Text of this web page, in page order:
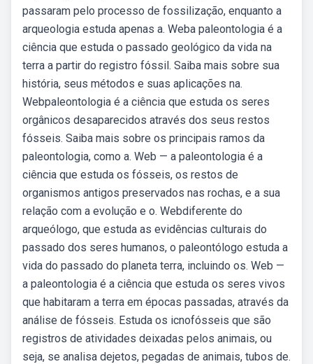
passaram pelo processo de fossilização, enquanto a
arqueologia estuda apenas a. Weba paleontologia é a
ciência que estuda o passado geológico da vida na
terra a partir do registro fóssil. Saiba mais sobre sua
história, seus métodos e suas aplicações na.
Webpaleontologia é a ciência que estuda os seres
orgânicos desaparecidos através dos seus restos
fósseis. Saiba mais sobre os principais ramos da
paleontologia, como a. Web — a paleontologia é a
ciência que estuda os fósseis, os restos de
organismos antigos preservados nas rochas, e a sua
relação com a evolução e o. Webdiferente do
arqueólogo, que estuda as evidências culturais do
passado dos seres humanos, o paleontólogo estuda a
vida do passado do planeta terra, incluindo os. Web —
a paleontologia é a ciência que estuda os seres vivos
que habitaram a terra em épocas passadas, através da
análise de fósseis. Estuda os icnofósseis que são
registros de atividades deixadas pelos animais, ou
seja, se analisa dejetos, pegadas de animais, tubos de.